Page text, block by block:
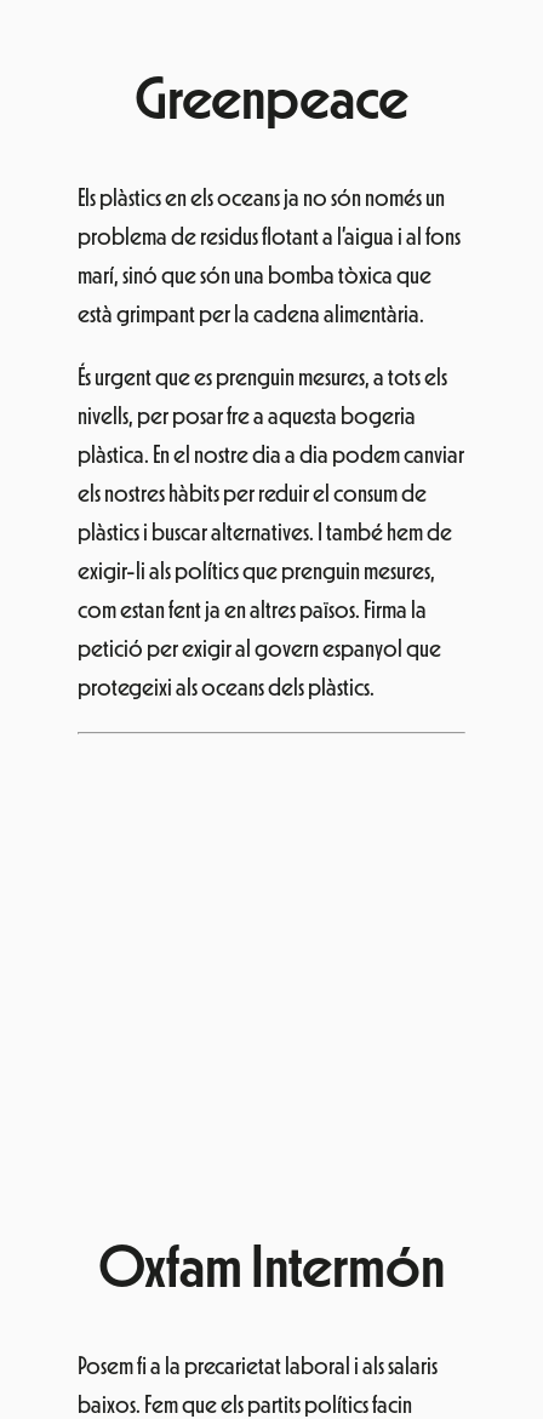
Greenpeace
Els plàstics en els oceans ja no són només un
problema de residus flotant a l’aigua i al fons
marí, sinó que són una bomba tòxica que
està grimpant per la cadena alimentària.
És urgent que es prenguin mesures, a tots els
nivells, per posar fre a aquesta bogeria
plàstica. En el nostre dia a dia podem canviar
els nostres hàbits per reduir el consum de
plàstics i buscar alternatives. I també hem de
exigir-li als polítics que prenguin mesures,
com estan fent ja en altres països. Firma la
petició per exigir al govern espanyol que
protegeixi als oceans dels plàstics.
Oxfam Intermón
Posem fi a la precarietat laboral i als salaris
baixos. Fem que els partits polítics facin